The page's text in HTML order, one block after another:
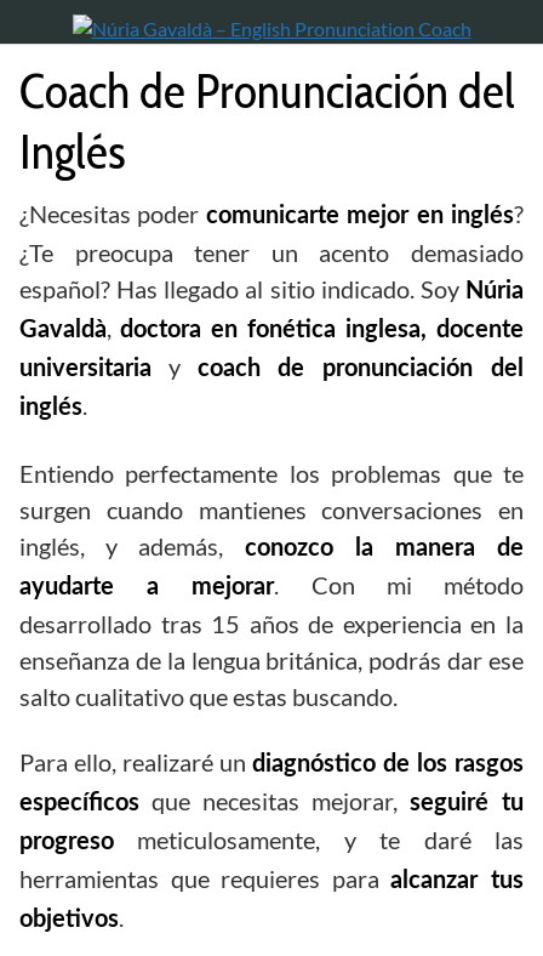
al
contenido
Coach de Pronunciación del
Inglés
¿Necesitas poder comunicarte mejor en inglés?
¿Te preocupa tener un acento demasiado
español? Has llegado al sitio indicado. Soy Núria
Gavaldà doctora en fonética inglesa, docente
universitaria
y
coach de pronunciación del
inglés
Entiendo perfectamente los problemas que te
surgen cuando mantienes conversaciones en
inglés, y además,
conozco la manera de
ayudarte a mejorar. Con mi método
desarrollado tras 15 años de experiencia en la
enseñanza de la lengua británica, podrás dar ese
salto cualitativo que estas buscando.
Para ello, realizaré un diagnóstico de los rasgos
específicos que necesitas mejorar, seguiré tu
progreso meticulosamente, y te daré las
herramientas que requieres paraalcanzar tus
objetivos